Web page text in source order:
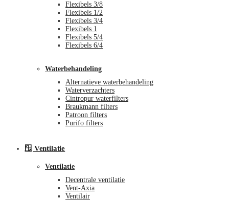
Flexibels 3/8
Flexibels 1/2
Flexibels 3/4
Flexibels 1
Flexibels 5/4
Flexibels 6/4
Waterbehandeling
Alternatieve waterbehandeling
Waterverzachters
Cintropur waterfilters
Braukmann filters
Patroon filters
Purifo filters
🪟 Ventilatie
Ventilatie
Decentrale ventilatie
Vent-Axia
Ventilair